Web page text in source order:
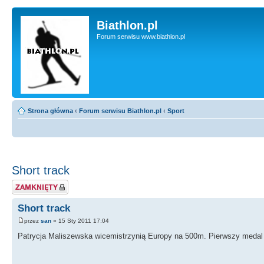
Biathlon.pl
Forum serwisu www.biathlon.pl
Strona główna ‹ Forum serwisu Biathlon.pl ‹ Sport
Short track
Zablokowany temat
Short track
przez san » 15 Sty 2011 17:04
Patrycja Maliszewska wicemistrzynią Europy na 500m. Pierwszy